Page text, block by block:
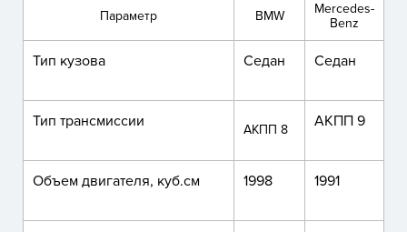
Параметр BMW
Mercedes-
Benz
Тип кузова Седан Седан
Тип трансмиссии АКПП 8 АКПП 9
Объем двигателя, куб.см 1998 1991